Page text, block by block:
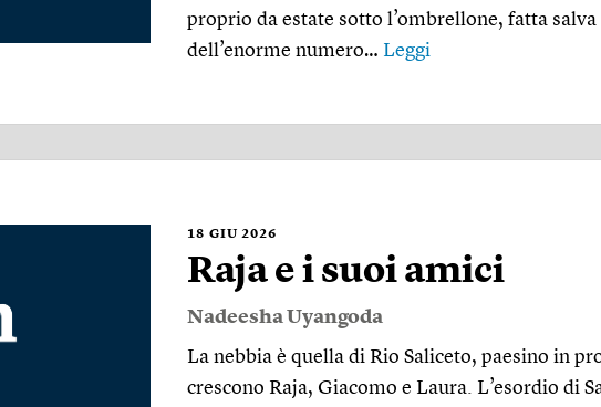
proprio da estate sotto l’ombrellone, fatta
dell’enorme numero… Leggi
18 GIU 2026
Raja e i suoi amici
Nadeesha Uyangoda
La nebbia è quella di Rio Saliceto, paesino in
crescono Raja, Giacomo e Laura. L’esordio di